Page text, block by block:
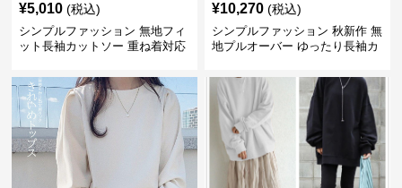
¥5,010 (税込)
シンプルファッション 無地フィ
ット長袖カットソー 重ね着対応
¥10,270 (税込)
シンプルファッション 秋新作 無
地プルオーバー ゆったり長袖カ